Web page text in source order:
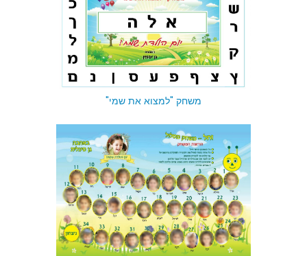
משחק "למצוא את שמי"
משחק "למצוא את שמי"
משחק זחל - משחק אותיות/זיכרון/מסלול